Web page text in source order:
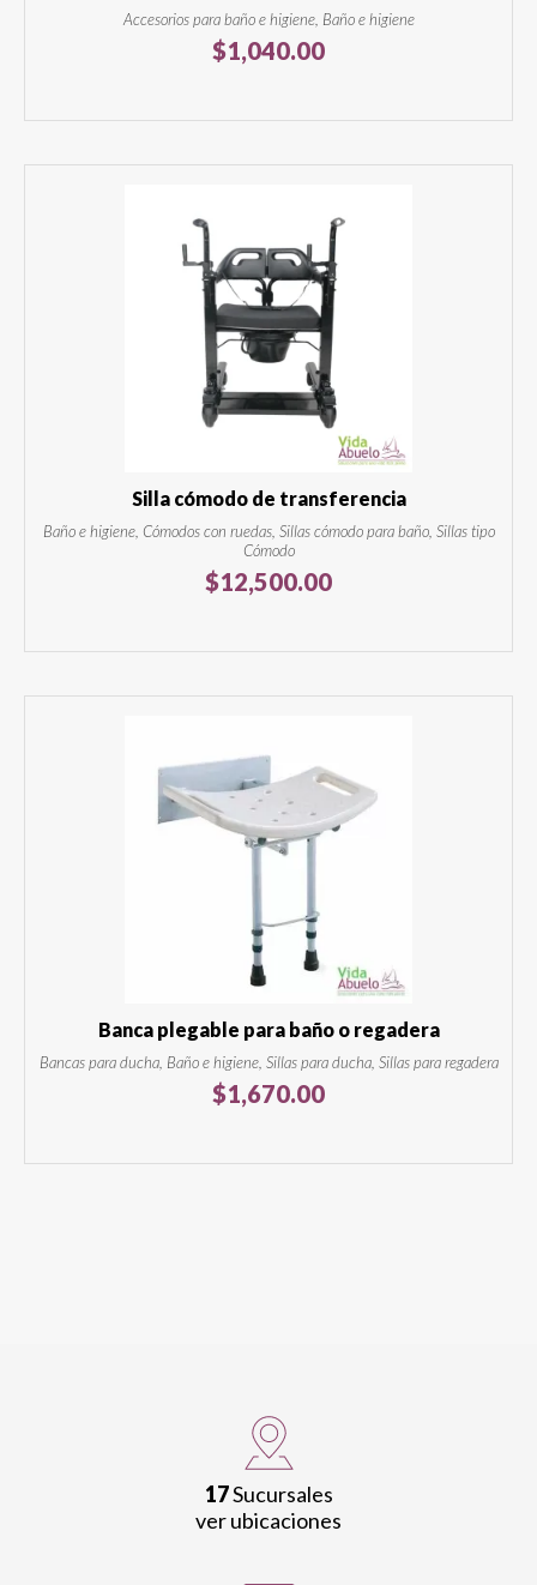
Accesorios para baño e higiene, Baño e higiene
$1,040.00
Silla cómodo de transferencia
Baño e higiene, Cómodos con ruedas, Sillas cómodo para baño, Sillas tipo
Cómodo
$12,500.00
Banca plegable para baño o regadera
Bancas para ducha, Baño e higiene, Sillas para ducha, Sillas para regadera
$1,670.00
17Sucursales
ver ubicaciones